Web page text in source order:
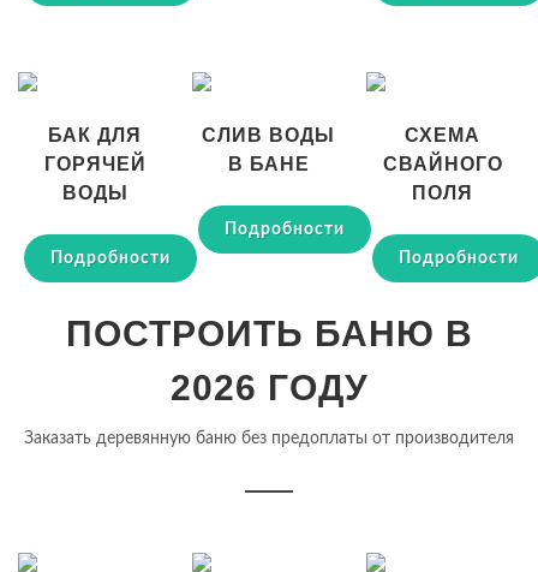
БАК ДЛЯ
ГОРЯЧЕЙ
ВОДЫ
Подробности
СЛИВ ВОДЫ
В БАНЕ
Подробности
СХЕМА
СВАЙНОГО
ПОЛЯ
Подробности
ПОСТРОИТЬ БАНЮ В
2026 ГОДУ
Заказать деревянную баню без предоплаты от производителя